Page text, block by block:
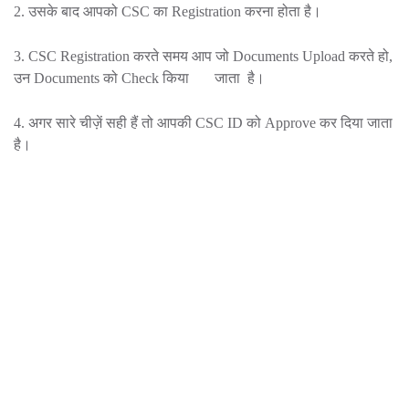
2. उसके बाद आपको CSC का Registration करना होता है।
3. CSC Registration करते समय आप जो Documents Upload करते हो,
उन Documents को Check किया जाता है।
4. अगर सारे चीज़ें सही हैं तो आपकी CSC ID को Approve कर दिया जाता
है।